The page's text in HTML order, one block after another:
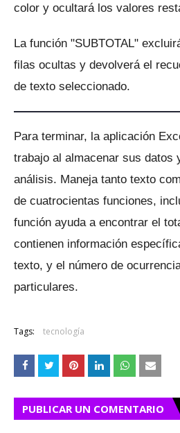
color y ocultará los valores
La función "SUBTOTAL"
filas ocultas y devolverá el
de texto seleccionado.
Para terminar, la aplicación
trabajo al almacenar sus datos
análisis. Maneja tanto texto
de cuatrocientas funciones,
función ayuda a encontrar el
contienen información
texto, y el número de
particulares.
Tags: tecnología
PUBLICAR UN COMENTARIO